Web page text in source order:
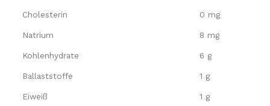
Cholesterin 0 mg
Natrium 8 mg
Kohlenhydrate 6 g
Ballaststoffe 1 g
Eiweiß 1 g